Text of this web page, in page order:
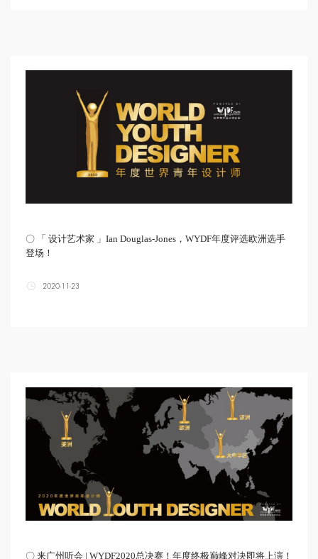
〇 「 设计艺术家 」Ian Douglas-Jones，WYDF年度评选欧洲选手
登场！
2020-11-23
〇 来广州听会 | WYDF2020总决赛！年度终极巅峰对决即将上演！